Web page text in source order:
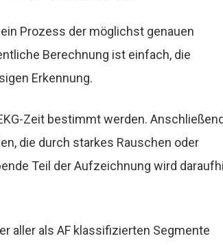
Prozess der möglichst genauen
Berechnung ist einfach, die
Erkennung.
Zeit bestimmt werden.
die durch starkes Rauschen oder
Teil der Aufzeichnung wird
aller als AF klassifizierten Segmente